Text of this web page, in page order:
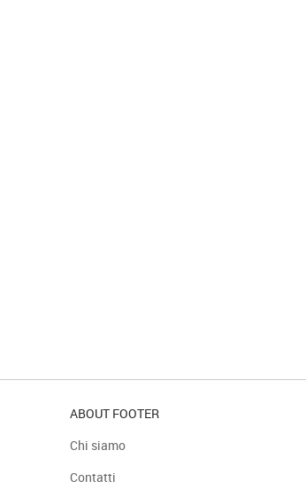
ABOUT FOOTER
Chi siamo
Contatti